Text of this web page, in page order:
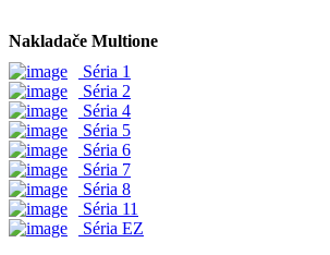
Nakladače Multione
Séria 1
Séria 2
Séria 4
Séria 5
Séria 6
Séria 7
Séria 8
Séria 11
Séria EZ